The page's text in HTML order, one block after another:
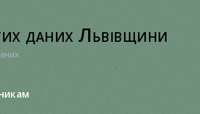
даних Львівщини